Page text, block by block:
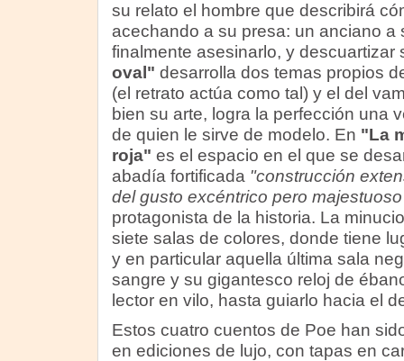
su relato el hombre que describirá
acechando a su presa: un anciano a
finalmente asesinarlo, y descuartizar
oval" desarrolla dos temas propios
(el retrato actúa como tal) y el del
bien su arte, logra la perfección una
de quien le sirve de modelo. En "La
roja" es el espacio en el que se
abadía fortificada "construcción
del gusto excéntrico pero
protagonista de la historia. La
siete salas de colores, donde tiene
y en particular aquella última sala
sangre y su gigantesco reloj de
lector en vilo, hasta guiarlo hacia el
Estos cuatro cuentos de Poe han
en ediciones de lujo, con tapas en